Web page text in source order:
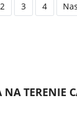
2 3 4
NA TERENIE